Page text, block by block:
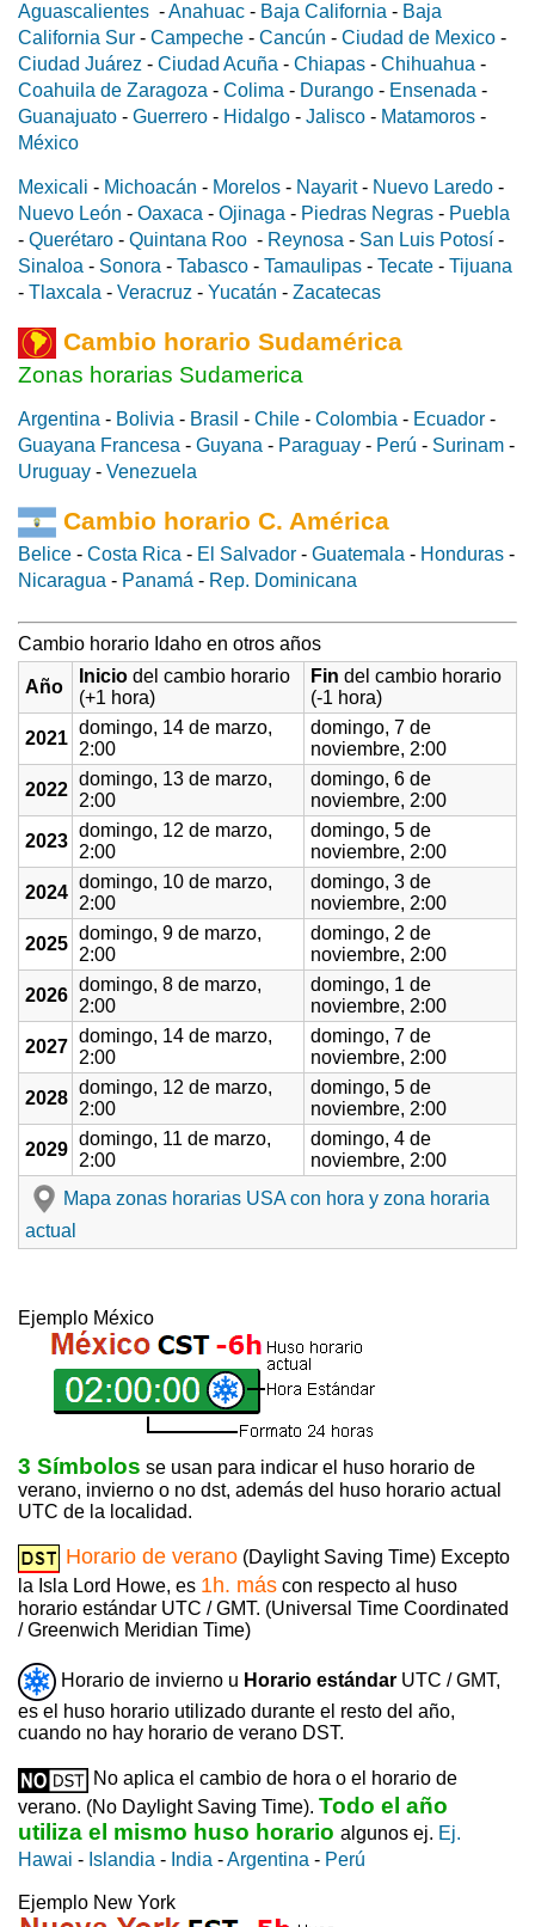
Aguascalientes -Anahuac - Baja California - Baja
California Sur - Campeche - Cancún - Ciudad de Mexico -
Ciudad Juárez - Ciudad Acuña - Chiapas - Chihuahua -
Coahuila de Zaragoza - Colima - Durango - Ensenada -
Guanajuato - Guerrero - Hidalgo - Jalisco - Matamoros -
México
Mexicali - Michoacán - Morelos - Nayarit- Nuevo Laredo -
Nuevo León - Oaxaca - Ojinaga - Piedras Negras - Puebla
- Querétaro - Quintana Roo - Reynosa - San Luis Potosí -
Sinaloa - Sonora - Tabasco - Tamaulipas - Tecate - Tijuana
- Tlaxcala - Veracruz - Yucatán - Zacatecas
Cambio horario Sudamérica
Zonas horarias Sudamerica
Argentina - Bolivia - Brasil - Chile - Colombia - Ecuador -
Guayana Francesa - Guyana - Paraguay - Perú - Surinam -
Uruguay - Venezuela
Cambio horario C. América
Belice - Costa Rica - El Salvador - Guatemala - Honduras -
Nicaragua - Panamá - Rep. Dominicana
Cambio horario Idaho en otros años
Año
Inicio del cambio horario
(+1 hora)
Fin del cambio horario
(-1 hora)
2021
domingo, 14 de marzo,
2:00
domingo, 7 de
noviembre, 2:00
2022
domingo, 13 de marzo,
2:00
domingo, 6 de
noviembre, 2:00
2023
domingo, 12 de marzo,
2:00
domingo, 5 de
noviembre, 2:00
2024
domingo, 10 de marzo,
2:00
domingo, 3 de
noviembre, 2:00
2025
domingo, 9 de marzo,
2:00
domingo, 2 de
noviembre, 2:00
2026
domingo, 8 de marzo,
2:00
domingo, 1 de
noviembre, 2:00
2027
domingo, 14 de marzo,
2:00
domingo, 7 de
noviembre, 2:00
2028
domingo, 12 de marzo,
2:00
domingo, 5 de
noviembre, 2:00
2029
domingo, 11 de marzo,
2:00
domingo, 4 de
noviembre, 2:00
Mapa zonas horarias USA con hora y zona horaria
actual
Ejemplo México
3 Símbolos se usan para indicar el huso horario de
verano, invierno o no dst, además del huso horario actual
UTC de la localidad.
Horario de verano (Daylight Saving Time) Excepto
la Isla Lord Howe, es 1h. más con respecto al huso
horario estándar UTC / GMT. (Universal Time Coordinated
/ Greenwich Meridian Time)
Horario de invierno u Horario estándar UTC / GMT,
es el huso horario utilizado durante el resto del año,
cuando no hay horario de verano DST.
No aplica el cambio de hora o el horario de
verano. (No Daylight Saving Time). Todo el año
utiliza el mismo huso horario algunos ej. Ej.
Hawai - Islandia - India -Argentina - Perú
Ejemplo New York